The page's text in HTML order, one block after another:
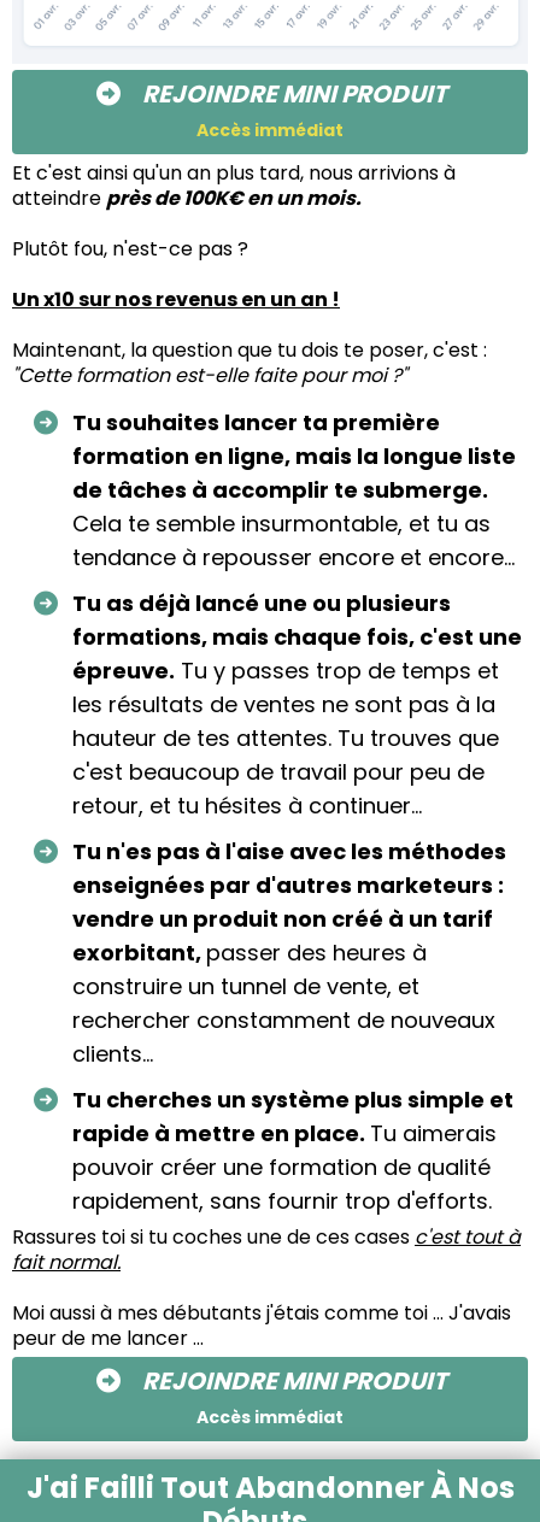
REJOINDRE MINI PRODUIT
Accès immédiat
Et c'est ainsi qu'un an plus tard, nous arrivions à
atteindreprès de 100K€ en un mois.
Plutôt fou, n'est-ce pas ?
Un x10 sur nos revenus en un an !
Maintenant, la question que tu dois te poser, c'est :
"Cette formation est-elle faite pour moi ?"
Tu souhaites lancer ta première
formation en ligne, mais la longue liste
de tâches à accomplir te submerge.
Cela te semble insurmontable, et tu as
tendance à repousser encore et encore...
Tu as déjà lancé une ou plusieurs
formations, mais chaque fois, c'est une
épreuve. Tu y passes trop de temps et
les résultats de ventes ne sont pas à la
hauteur de tes attentes. Tu trouves que
c'est beaucoup de travail pour peu de
retour, et tu hésites à continuer...
Tu n'es pas à l'aise avec les méthodes
enseignées par d'autres marketeurs :
vendre un produit non créé à un tarif
exorbitant, passer des heures à
construire un tunnel de vente, et
rechercher constamment de nouveaux
clients...
Tu cherches un système plus simple et
rapide à mettre en place. Tu aimerais
pouvoir créer une formation de qualité
rapidement, sans fournir trop d'efforts.
Rassures toi si tu coches une de ces cases c'est tout à
fait normal.
Moi aussi à mes débutants j'étais comme toi ... J'avais
peur de me lancer ...
REJOINDRE MINI PRODUIT
Accès immédiat
J'ai Failli Tout Abandonner À Nos